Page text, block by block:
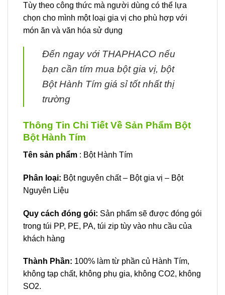
Tùy theo công thức mà người dùng có thể lựa
chọn cho mình một loại gia vị cho phù hợp với
món ăn và văn hóa sử dụng
Đến ngay với THAPHACO nếu
bạn cần tím mua bột gia vị, bột
Bột Hành Tím giá sỉ tốt nhất thị
trường
Thông Tin Chi Tiết Về Sản Phẩm Bột
Bột Hành Tím
Tên sản phẩm : Bột Hành Tím
Phân loại: Bột nguyên chất – Bột gia vị – Bột
Nguyên Liệu
Quy cách đóng gói: Sản phẩm sẽ được đóng gói
trong túi PP, PE, PA, túi zip tùy vào nhu cầu của
khách hàng
Thành Phần: 100% làm từ phần củ Hành Tím,
không tạp chất, không phụ gia, không CO2, không
SO2.